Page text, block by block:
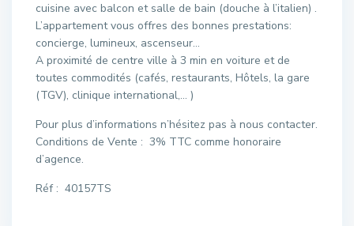
cuisine avec balcon et salle de bain (douche à l’italien) .
L’appartement vous offres des bonnes prestations:
concierge, lumineux, ascenseur…
A proximité de centre ville à 3 min en voiture et de
toutes commodités (cafés, restaurants, Hôtels, la gare
(TGV), clinique international,… )
Pour plus d’informations n’hésitez pas à nous contacter.
Conditions de Vente : 3% TTC comme honoraire
d’agence.
Réf : 40157TS